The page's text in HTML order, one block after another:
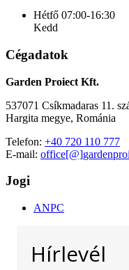
Hétfő 07:00-16:30
Kedd
Cégadatok
Garden Proiect Kft.
537071 Csíkmadaras 11.
Hargita megye, Románia
Telefon: +40 720 110 777
E-mail:
Jogi
ANPC
Hírlevél